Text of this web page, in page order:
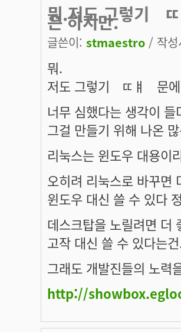
뭐.저도 그렇기ㅤ
은 하지만.
글쓴이: stmaestro / 작
뭐.
저도 그렇기ㅤㄸㅒㅤ문
너무 심했다는 생각이 들
그걸 만들기 위해 나온
리눅스는 윈도우 대용이
오히려 리눅스로 바꾸면
윈도우 대신 쓸 수 있다
데스크탑을 노릴려면 더
고작 대신 쓸 수 있다는
그래도 개발진들의 노력
http://